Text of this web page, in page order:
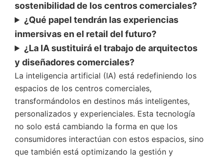
sostenibilidad de los centros comerciales?
¿Qué papel tendrán las experiencias
inmersivas en el retail del futuro?
¿La IA sustituirá el trabajo de arquitectos
y diseñadores comerciales?
La inteligencia artificial (IA) está redefiniendo los
espacios de los centros comerciales,
transformándolos en destinos más inteligentes,
personalizados y experienciales. Esta tecnología
no solo está cambiando la forma en que los
consumidores interactúan con estos espacios, sino
que también está optimizando la gestión y